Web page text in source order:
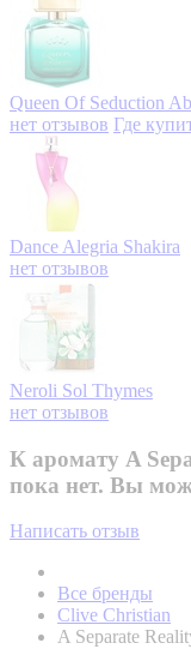
Queen Of Seduction
нет отзывов Где
Dance Alegria Shakira
нет отзывов
Neroli Sol Thymes
нет отзывов
К аромату A
пока нет. Вы
Написать отзыв
Все бренды
Clive Christian
A Separate